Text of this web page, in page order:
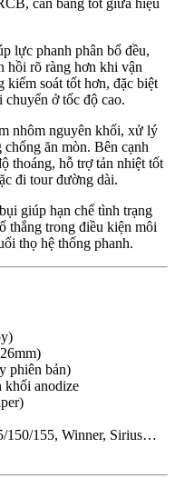
cân bằng tốt giữa hiệu
lực phanh phân bổ đều,
hồi rõ ràng hơn khi vận
kiểm soát tốt hơn, đặc biệt
chuyển ở tốc độ cao.
nhôm nguyên khối, xử lý
ăn mòn. Bên cạnh
thoáng, hỗ trợ tản nhiệt tốt
đi tour đường dài.
giúp hạn chế tình trạng
thắng trong điều kiện môi
thọ hệ thống phanh.
phiên bản)
khối anodize
150/155, Winner, Sirius…